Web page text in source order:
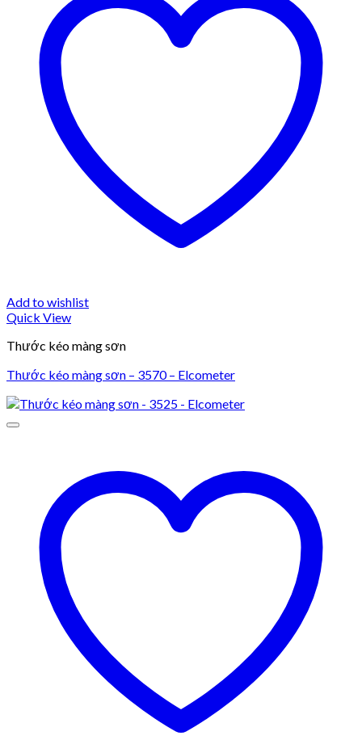
Add to wishlist
Quick View
Thước kéo màng sơn
Thước kéo màng sơn – 3570 – Elcometer